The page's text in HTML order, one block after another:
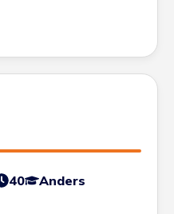
40
Anders